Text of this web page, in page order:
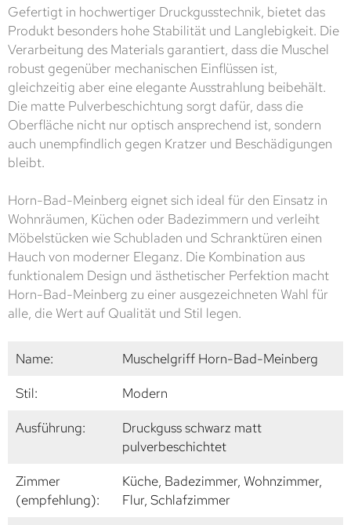
Gefertigt in hochwertiger Druckgusstechnik, bietet das
Produkt besonders hohe Stabilität und Langlebigkeit. Die
Verarbeitung des Materials garantiert, dass die Muschel
robust gegenüber mechanischen Einflüssen ist,
gleichzeitig aber eine elegante Ausstrahlung beibehält.
Die matte Pulverbeschichtung sorgt dafür, dass die
Oberfläche nicht nur optisch ansprechend ist, sondern
auch unempfindlich gegen Kratzer und Beschädigungen
bleibt.
Horn-Bad-Meinberg eignet sich ideal für den Einsatz in
Wohnräumen, Küchen oder Badezimmern und verleiht
Möbelstücken wie Schubladen und Schranktüren einen
Hauch von moderner Eleganz. Die Kombination aus
funktionalem Design und ästhetischer Perfektion macht
Horn-Bad-Meinberg zu einer ausgezeichneten Wahl für
alle, die Wert auf Qualität und Stil legen.
Name:
Muschelgriff Horn-Bad-Meinberg
Stil:
Modern
Ausführung:
Druckguss schwarz matt
pulverbeschichtet
Zimmer
(empfehlung):
Küche, Badezimmer, Wohnzimmer,
Flur, Schlafzimmer